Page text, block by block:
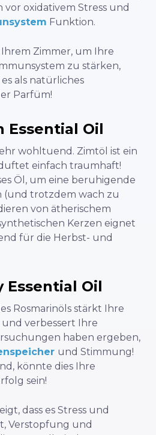
oxidativem Stress und
Funktion.
Ihrem Zimmer, um Ihre
zu stärken,
als natürliches
Parfüm!
Essential Oil
wohltuend. Zimtöl ist ein
einfach traumhaft!
Öl, um eine beruhigende
(und trotzdem wach zu
von ätherischem
Kerzen eignet
für die Herbst- und
Essential Oil
Rosmarinöls stärkt Ihre
verbessert Ihre
haben ergeben,
und Stimmung!
könnte dies Ihre
sein!
dass es Stress und
Verstopfung und